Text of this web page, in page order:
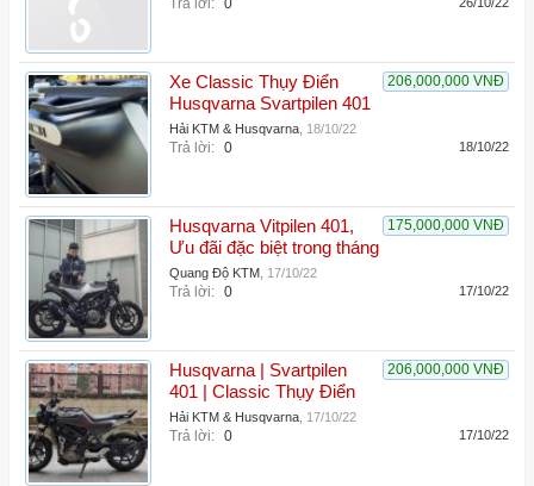
Trả lời: 0
206,000,000 VNĐ
Xe Classic Thụy Điển
Husqvarna Svartpilen 401
Hải KTM & Husqvarna 18/10/22
Trả lời: 0 18/10/22
175,000,000 VNĐ
Husqvarna Vitpilen 401,
Ưu đãi đặc biệt trong tháng
Quang Độ KTM 17/10/22
Trả lời: 0 17/10/22
206,000,000 VNĐ
Husqvarna | Svartpilen
401 | Classic Thụy Điển
Hải KTM & Husqvarna 17/10/22
Trả lời: 0 17/10/22